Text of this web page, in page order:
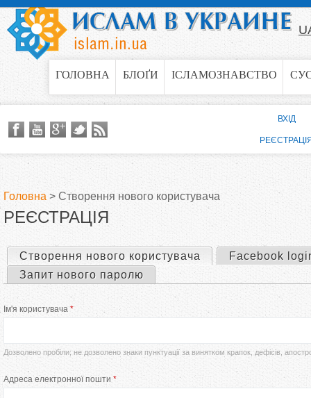
Jump to navigation
ГОЛОВНА БЛОҐИ ІСЛАМОЗНАВСТВО
В
є
у
т
Головна > Створення нового користувача
РЕЄСТРАЦІЯ
е
в
Створення нового користувача (активна вкладка)
Facebook
Запит нового паролю
Ім'я користувача *
Дозволено пробіли; не дозволено знаки пунктуації за винятком крапок, дефісів,
Адреса електронної пошти *
ВХІД